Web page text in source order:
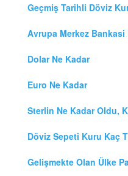
Geçmiş Tarihli Döviz
Avrupa Merkez Bankasi
Dolar Ne Kadar
Euro Ne Kadar
Sterlin Ne Kadar Oldu,
Döviz Sepeti Kuru Kaç
Gelişmekte Olan Ülke